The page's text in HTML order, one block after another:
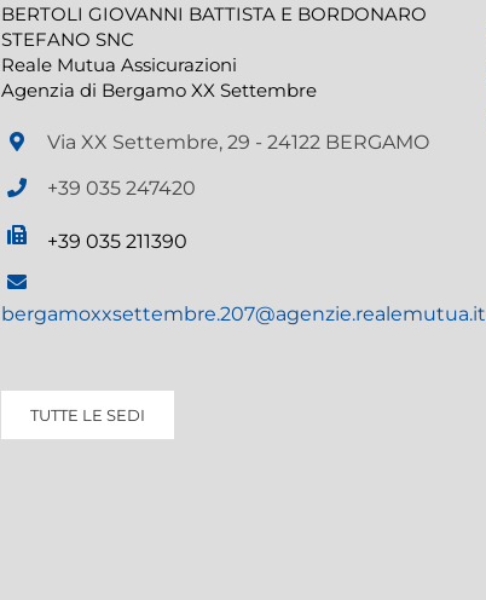
BERTOLI GIOVANNI BATTISTA E BORDONARO
STEFANO SNC
Reale Mutua Assicurazioni
Agenzia di Bergamo XX Settembre
Via XX Settembre, 29 - 24122 BERGAMO
+39 035 247420
+39 035 211390
bergamoxxsettembre.207@agenzie.realemutua.it
TUTTE LE SEDI